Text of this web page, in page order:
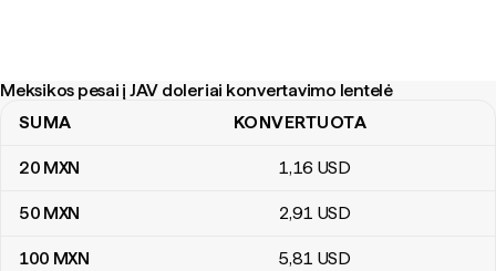
Meksikos pesai į JAV doleriai konvertavimo lentelė
Meksikos pesai į JAV doleriai konvertavimo lentelė
SUMA KONVERTUOTA
20 MXN 1,16 USD
50 MXN 2,91 USD
100 MXN 5,81 USD